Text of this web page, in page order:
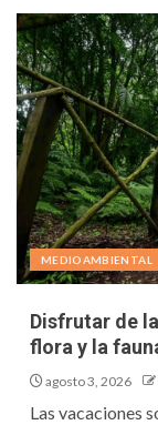
MEDIOAMBIENTAL
Disfrutar de
flora y la
agosto 3, 2026
Las vacaciones